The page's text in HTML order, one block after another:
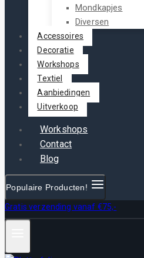
Mondkapjes
Diversen
Accessoires
Decoratie
Workshops
Textiel
Aanbiedingen
Uitverkoop
Workshops
Contact
Blog
Populaire Producten!
Gratis verzending vanaf €75,-